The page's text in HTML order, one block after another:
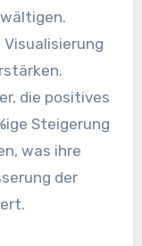
die positives
Steigerung
was ihre
der